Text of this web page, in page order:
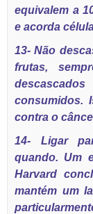
equivalem a
e acorda
13- Não
frutas,
consumidos.
contra o
14- Ligar
quando. Um
Harvard
mantém um